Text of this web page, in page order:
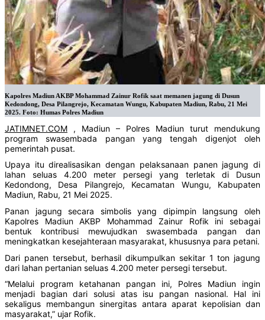
Kapolres Madiun AKBP Mohammad Zainur Rofik saat memanen jagung di Dusun
Kedondong, Desa Pilangrejo, Kecamatan Wungu, Kabupaten Madiun, Rabu, 21 Mei
2025. Foto: Humas Polres Madiun
JATIMNET.COM , Madiun – Polres Madiun turut mendukung
program swasembada pangan yang tengah digenjot oleh
pemerintah pusat.
Upaya itu direalisasikan dengan pelaksanaan panen jagung di
lahan seluas 4.200 meter persegi yang terletak di Dusun
Kedondong, Desa Pilangrejo, Kecamatan Wungu, Kabupaten
Madiun, Rabu, 21 Mei 2025.
Panan jagung secara simbolis yang dipimpin langsung oleh
Kapolres Madiun AKBP Mohammad Zainur Rofik ini sebagai
bentuk kontribusi mewujudkan swasembada pangan dan
meningkatkan kesejahteraan masyarakat, khususnya para petani.
Dari panen tersebut, berhasil dikumpulkan sekitar 1 ton jagung
dari lahan pertanian seluas 4.200 meter persegi tersebut.
“Melalui program ketahanan pangan ini, Polres Madiun ingin
menjadi bagian dari solusi atas isu pangan nasional. Hal ini
sekaligus membangun sinergitas antara aparat kepolisian dan
masyarakat,” ujar Rofik.